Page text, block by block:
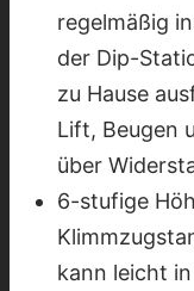
regelmäßig
der Dip-
zu Hause
Lift, Beugen
über
6-stufige
kann leicht